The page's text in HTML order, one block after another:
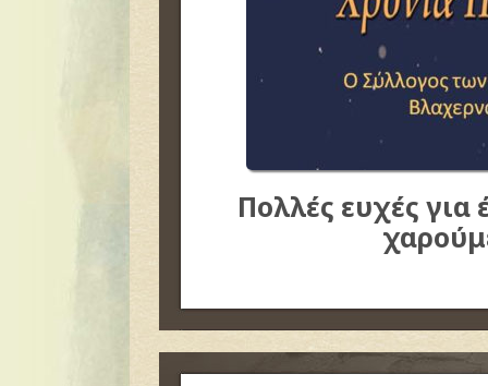
Πολλές ευχές για